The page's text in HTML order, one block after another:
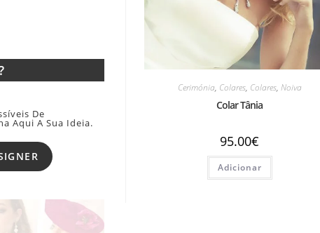
Cerimónia, Colares, Colares, Noiva
Colar Tânia
95.00€
Adicionar
De
Aqui A Sua Ideia.